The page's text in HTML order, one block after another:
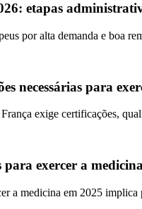
etapas
por alta demanda e boa
necessárias para
exige certificações,
exercer a
a medicina em 2025